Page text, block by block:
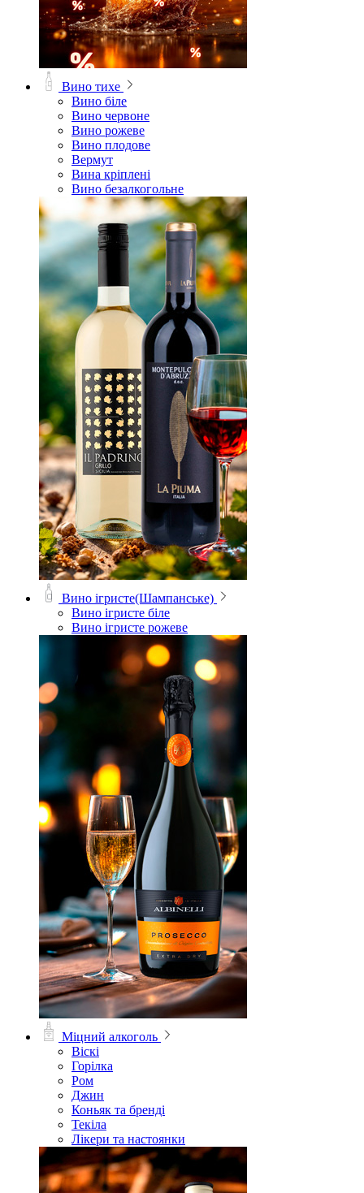
Вино тихе
Вино біле
Вино червоне
Вино рожеве
Вино плодове
Вермут
Вина кріплені
Вино безалкогольне
Вино ігристе(Шампанське)
Вино ігристе біле
Вино ігристе рожеве
Міцний алкоголь
Віскі
Горілка
Ром
Джин
Коньяк та бренді
Текіла
Лікери та настоянки